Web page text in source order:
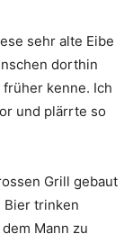
sehr alte Eibe
dorthin
kenne. Ich
und plärrte so
Grill gebaut
Bier trinken
Mann zu